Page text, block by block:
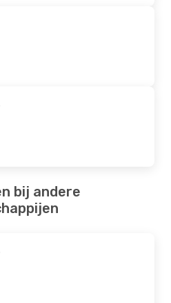
bij andere